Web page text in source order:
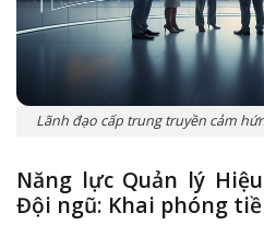
Lãnh đạo cấp trung truyền cảm
Năng lực Quản lý
Đội ngũ: Khai phóng